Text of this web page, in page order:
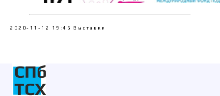
2020-11-12 19:46 Выставки